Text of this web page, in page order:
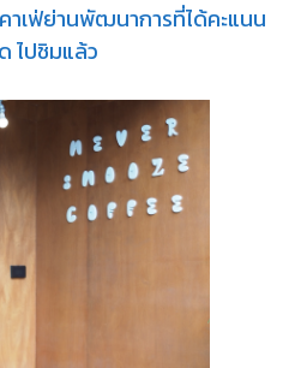
าเฟ่ย่านพัฒนาการที่ได้คะแนน
ไปชิมแล้ว